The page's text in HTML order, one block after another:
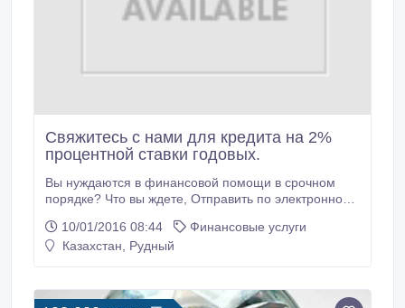
Свяжитесь с нами для кредита на 2%
процентной ставки годовых.
Вы нуждаются в финансовой помощи в срочном
порядке? Что вы ждете, Отправить по электронной
(absaloanfirms@gmail.com), и в течение 30 минут с
момента утверждения, мы поставляем бы ваши
доступной процентной ставке 2%, мы пытаемся
10/01/2016 08:44
Финансовые услуги
Казахстан, Рудный